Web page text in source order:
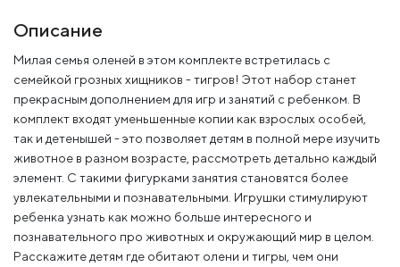
Описание
Милая семья оленей в этом комплекте встретилась с
семейкой грозных хищников - тигров! Этот набор станет
прекрасным дополнением для игр и занятий с ребенком. В
комплект входят уменьшенные копии как взрослых особей,
так и детенышей - это позволяет детям в полной мере изучить
животное в разном возрасте, рассмотреть детально каждый
элемент. С такими фигурками занятия становятся более
увлекательными и познавательными. Игрушки стимулируют
ребенка узнать как можно больше интересного и
познавательного про животных и окружающий мир в целом.
Расскажите детям где обитают олени и тигры, чем они